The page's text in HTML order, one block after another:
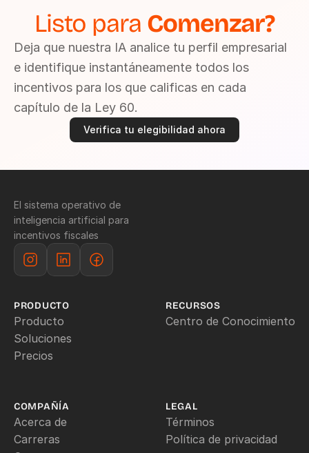
Listo para Comenzar?
Deja que nuestra IA analice tu perfil empresarial
e identifique instantáneamente todos los
incentivos para los que calificas en cada
capítulo de la Ley 60.
Verifica tu elegibilidad ahora
El sistema operativo de
inteligencia artificial para
incentivos fiscales
PRODUCTO
Producto
Soluciones
Precios
RECURSOS
Centro de Conocimiento
COMPAÑÍA
Acerca de
Carreras
LEGAL
Términos
Política de privacidad